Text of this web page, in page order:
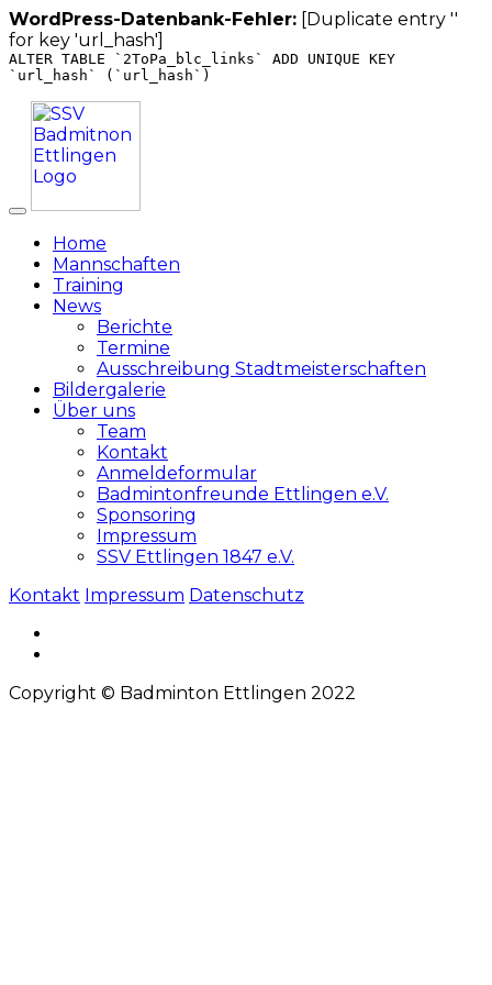
WordPress-Datenbank-Fehler: [Duplicate entry ''
for key 'url_hash']
ALTER TABLE `2ToPa_blc_links` ADD UNIQUE KEY
`url_hash` (`url_hash`)
Zum
Inhalt
springen
Home
Mannschaften
Training
News
Berichte
Termine
Ausschreibung Stadtmeisterschaften
Bildergalerie
Über uns
Team
Kontakt
Anmeldeformular
Badmintonfreunde Ettlingen e.V.
Sponsoring
Impressum
SSV Ettlingen 1847 e.V.
Kontakt Impressum Datenschutz
Copyright © Badminton Ettlingen 2022